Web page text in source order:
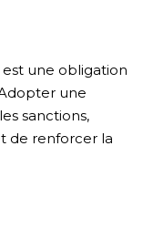
est une obligation
une
sanctions,
de renforcer la